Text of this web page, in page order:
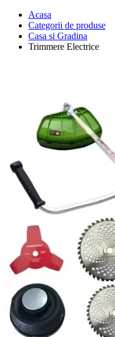
Acasa
Categorii de produse
Casa si Gradina
Trimmere Electrice